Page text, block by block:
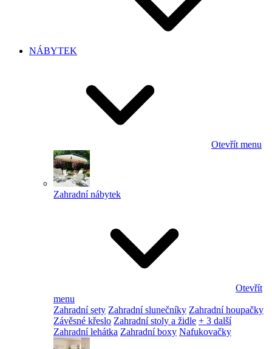
NÁBYTEK
Otevřít menu
Zahradní nábytek
Otevřít
menu
Zahradní sety Zahradní slunečníky Zahradní houpačky
Závěsné křeslo Zahradní stoly a židle + 3 další
Zahradní lehátka Zahradní boxy Nafukovačky